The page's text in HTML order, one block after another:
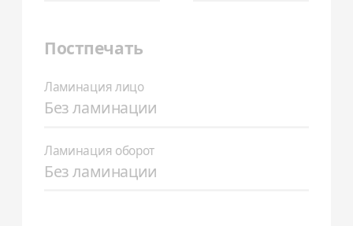
Постпечать
Ламинация лицо
Без ламинации
Ламинация оборот
Без ламинации